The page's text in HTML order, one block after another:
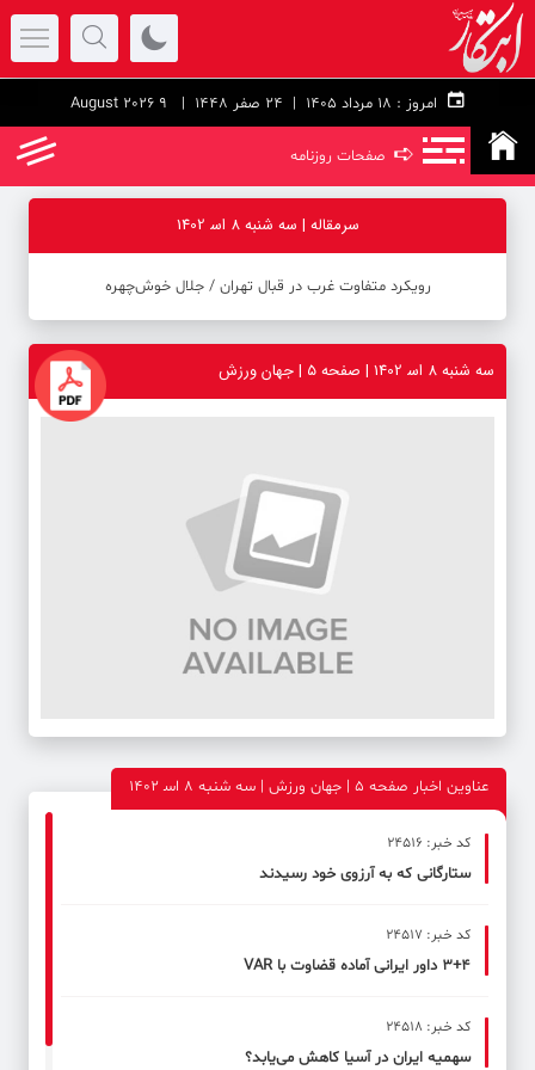
امروز : 24 صفر 1448 | 9 August 2026
➪ صفحات روزنامه
سرمقاله | سه شنبه 8 اس‍ 1402
رویکرد متفاوت غرب در قبال تهران / جلال خوش‌چهره
سه شنبه 8 اس‍ 1402 | صفحه ۵ | جهان ورزش
عناوین اخبار صفحه ۵ | جهان ورزش | سه شنبه 8 اس‍ 1402
کد خبر: 24516
ستارگانی که به آرزوی خود رسیدند
کد خبر: 24517
۳+۴ داور ایرانی آماده قضاوت با VAR
کد خبر: 24518
سهمیه ایران در آسیا کاهش می‌یابد؟